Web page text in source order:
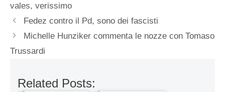
vales, verissimo
Fedez contro il Pd, sono dei fascisti
Michelle Hunziker commenta le nozze con Tomaso
Trussardi
Related Posts: